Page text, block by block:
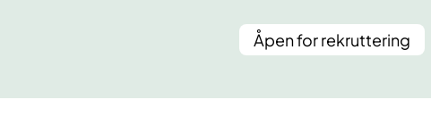
Åpen for rekruttering